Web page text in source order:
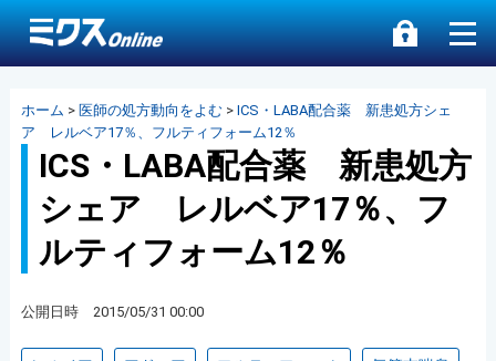
ホーム > 医師の処方動向をよむ> ICS・LABA配合薬 新患処方シェ
ア レルベア17％、フルティフォーム12％
ICS・LABA配合薬 新患処方
シェア レルベア17％、フ
ルティフォーム12％
公開日時 2015/05/31 00:00